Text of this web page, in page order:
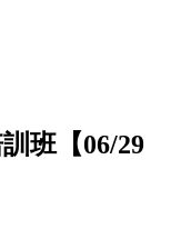
班【06/29